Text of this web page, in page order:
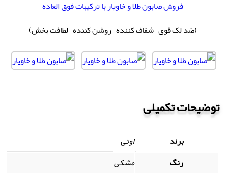
فروش صابون طلا و خاویار با ترکیبات فوق العاده
(ضد لک قوی – شفاف کننده – روشن کننده – لطافت بخش)
توضیحات تکمیلی
برند
اوتی
رنگ
مشکی